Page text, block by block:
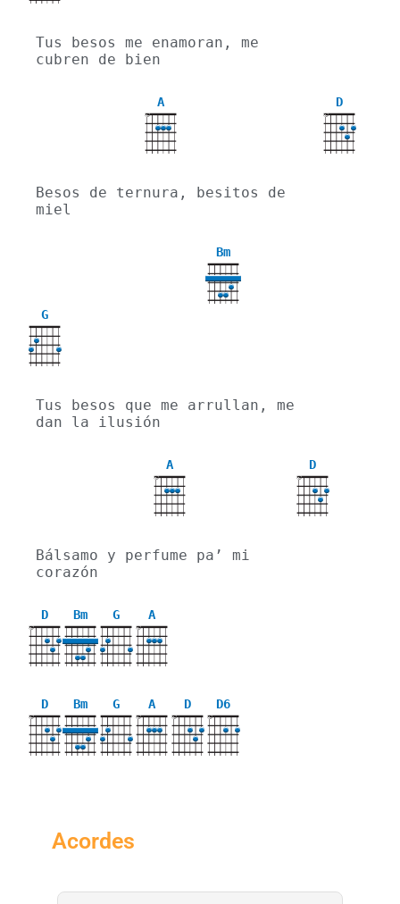
Tus besos me enamoran, me
cubren de bien
A
X
D
X
Besos de ternura, besitos de
miel
Bm
G
Tus besos que me arrullan, me
dan la ilusión
A
X
D
X
Bálsamo y perfume pa’ mi
corazón
D
X
Bm G A
X
D
X
Bm G A
X
D
X
D6
X
Acordes